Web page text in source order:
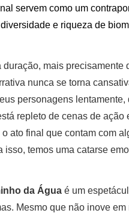
servem como um
e riqueza de
mais precisamente
nunca se torna
personagens
repleto de cenas de ação
ato final que contam com
isso, temos uma catarse
da Água é um
Mesmo que não inove